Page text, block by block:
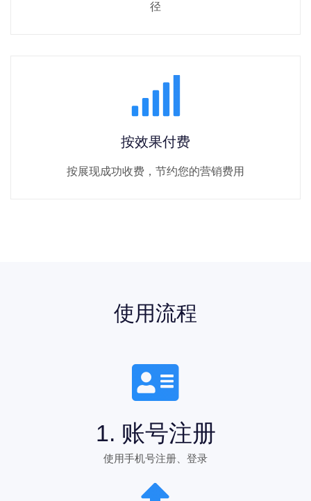
径
按效果付费
按展现成功收费，节约您的营销费用
使用流程
1. 账号注册
使用手机号注册、登录